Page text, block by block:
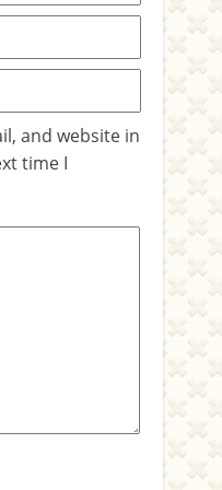
and website in
time I